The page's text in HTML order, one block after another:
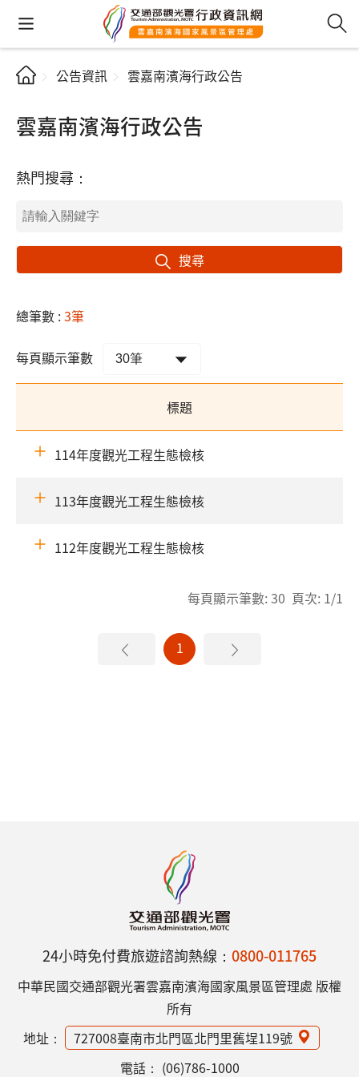
公告資訊 雲嘉南濱海行政公告
雲嘉南濱海行政公告
熱門搜尋：
搜尋
總筆數 :3筆
每頁顯示筆數
標題
114年度觀光工程生態檢核
113年度觀光工程生態檢核
112年度觀光工程生態檢核
每頁顯示筆數: 30 頁次: 1/1
1
24小時免付費旅遊諮詢熱線： 0800-011765
中華民國交通部觀光署雲嘉南濱海國家風景區管理處 版權
所有
地址：
727008臺南市北門區北門里舊埕119號
電話： (06)786-1000